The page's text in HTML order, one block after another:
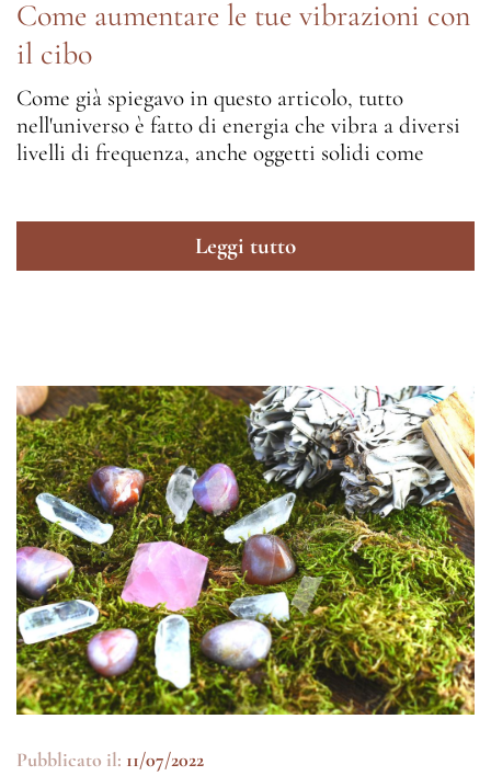
Come aumentare le tue vibrazioni con
il cibo
Come già spiegavo in questo articolo, tutto
nell'universo è fatto di energia che vibra a diversi
livelli di frequenza, anche oggetti solidi come
Leggi tutto
Pubblicato il: 11/07/2022